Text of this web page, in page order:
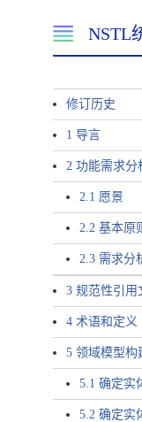
NSTL
修订历史
1 导言
2 功能需求分
2.1 愿景
2.2 基本原
2.3 需求分
3 规范性引用
4 术语和定义
5 领域模型构
5.1 确定实
5.2 确定实